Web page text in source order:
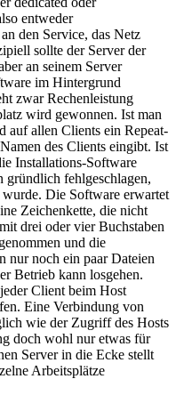
entweder
den Service, das Netz
sollte der Server der
an seinem Server
im Hintergrund
zwar Rechenleistung
wird gewonnen. Ist man
auf allen Clients ein Repeat-
des Clients eingibt. Ist
Installations-Software
gründlich fehlgeschlagen,
Die Software erwartet
Zeichenkette, die nicht
drei oder vier Buchstaben
und die
nur noch ein paar Dateien
Betrieb kann losgehen.
Client beim Host
Eine Verbindung von
wie der Zugriff des Hosts
doch wohl nur etwas für
Server in die Ecke stellt
Arbeitsplätze